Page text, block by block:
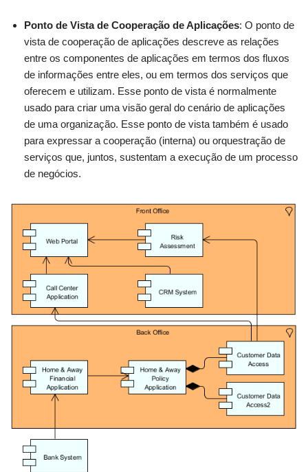
Ponto de Vista de Cooperação de Aplicações: O ponto de
vista de cooperação de aplicações descreve as relações
entre os componentes de aplicações em termos dos fluxos
de informações entre eles, ou em termos dos serviços que
oferecem e utilizam. Esse ponto de vista é normalmente
usado para criar uma visão geral do cenário de aplicações
de uma organização. Esse ponto de vista também é usado
para expressar a cooperação (interna) ou orquestração de
serviços que, juntos, sustentam a execução de um processo
de negócios.